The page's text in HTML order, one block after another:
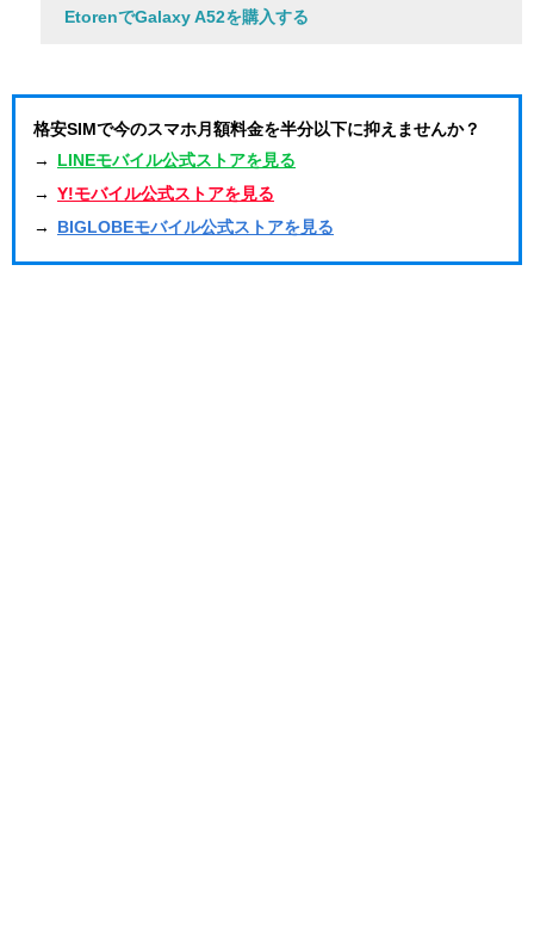
EtorenでGalaxy A52を購入する
格安SIMで今のスマホ月額料金を半分以下に抑えませんか？
→
LINEモバイル公式ストアを見る
→ Y!モバイル公式ストアを見る
→
BIGLOBEモバイル公式ストアを見る